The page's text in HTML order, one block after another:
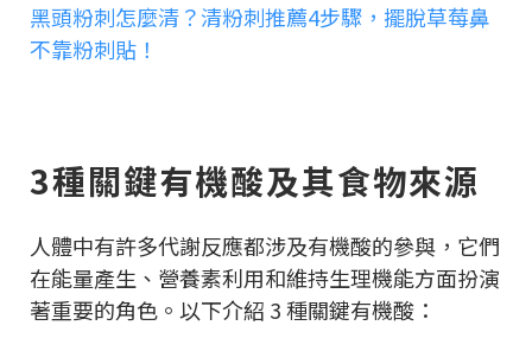
黑頭粉刺怎麼清？清粉刺推薦4步驟，擺脫草莓鼻
不靠粉刺貼！
3種關鍵有機酸及其食物來源
人體中有許多代謝反應都涉及有機酸的參與，它們
在能量產生、營養素利用和維持生理機能方面扮演
著重要的角色。以下介紹 3 種關鍵有機酸：